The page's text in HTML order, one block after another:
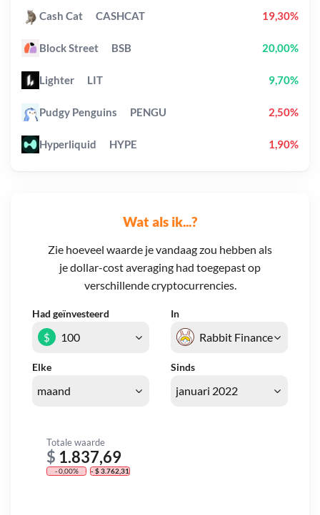
Wat als ik...?
Zie hoeveel waarde je vandaag zou hebben als
je dollar-cost averaging had toegepast op
verschillende cryptocurrencies.
Had geïnvesteerd In
Elke Sinds
$
Totale waarde
$ 1.837,69
- 0,00% - $ 3.762,31
Cash Cat CASHCAT 19,30%
Block Street BSB 20,00%
Lighter LIT 9,70%
Pudgy Penguins PENGU 2,50%
Hyperliquid HYPE 1,90%